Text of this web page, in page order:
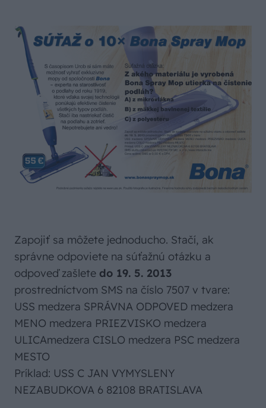
Zapojiť sa môžete jednoducho. Stačí, ak
správne odpoviete na súťažnú otázku a
odpoveď zašlete do 19. 5. 2013
prostredníctvom SMS na číslo 7507 v tvare:
USS medzera SPRÁVNA ODPOVED medzera
MENO medzera PRIEZVISKO medzera
ULICAmedzera CISLO medzera PSC medzera
MESTO
Príklad: USS C JAN VYMYSLENY
NEZABUDKOVA 6 82108 BRATISLAVA